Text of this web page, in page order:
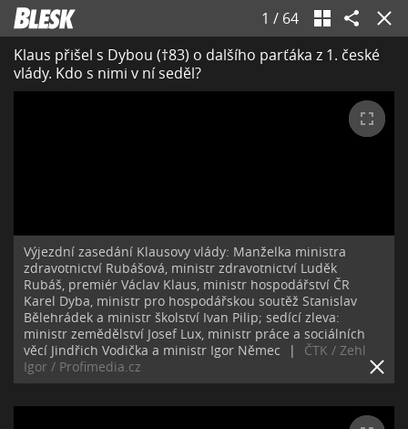
1 / 64
Klaus přišel s Dybou (†83) o dalšího parťáka z 1. české
vlády. Kdo s nimi v ní seděl?
Výjezdní zasedání Klausovy vlády: Manželka ministra
zdravotnictví Rubášová, ministr zdravotnictví Luděk
Rubáš, premiér Václav Klaus, ministr hospodářství ČR
Karel Dyba, ministr pro hospodářskou soutěž Stanislav
Bělehrádek a ministr školství Ivan Pilip; sedící zleva:
ministr zemědělství Josef Lux, ministr práce a sociálních
věcí Jindřich Vodička a ministr Igor Němec
|
ČTK / Zehl
Igor / Profimedia.cz